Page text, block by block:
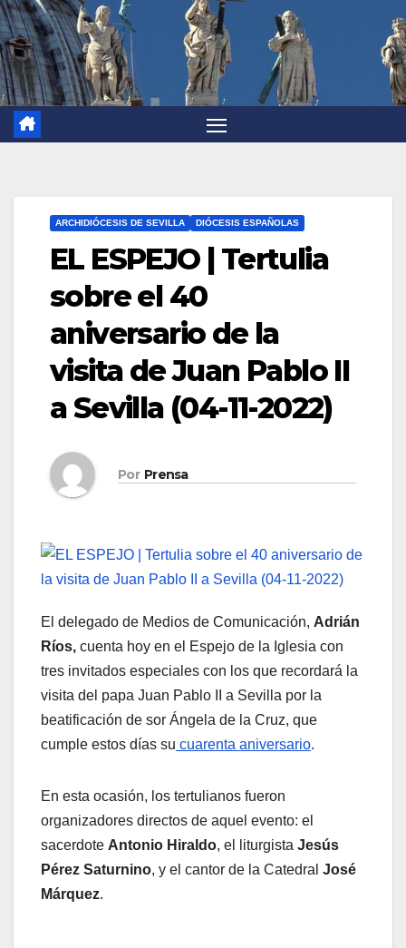
ARCHIDIÓCESIS DE SEVILLA DIÓCESIS ESPAÑOLAS
EL ESPEJO | Tertulia
sobre el 40
aniversario de la
visita de Juan Pablo II
a Sevilla (04-11-2022)
Por Prensa
El delegado de Medios de Comunicación, Adrián
Ríos, cuenta hoy en el Espejo de la Iglesia con
tres invitados especiales con los que recordará la
visita del papa Juan Pablo II a Sevilla por la
beatificación de sor Ángela de la Cruz, que
cumple estos días su cuarenta aniversario.
En esta ocasión, los tertulianos fueron
organizadores directos de aquel evento: el
sacerdote Antonio Hiraldo, el liturgista Jesús
Pérez Saturnino, y el cantor de la Catedral José
Márquez.